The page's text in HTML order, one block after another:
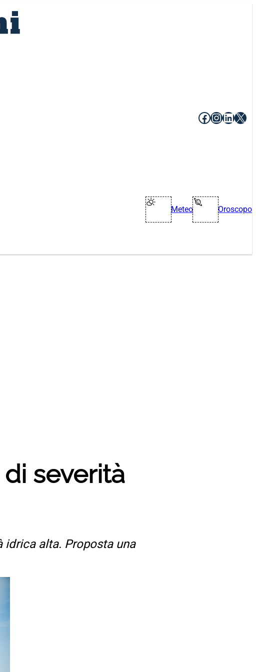
Facebook
X
Meteo Oroscopo
severità
alta. Proposta una